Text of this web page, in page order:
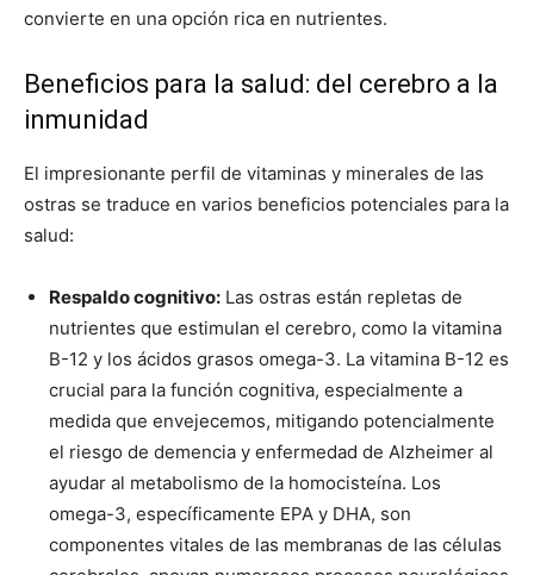
convierte en una opción rica en nutrientes.
Beneficios para la salud: del cerebro a la
inmunidad
El impresionante perfil de vitaminas y minerales de las
ostras se traduce en varios beneficios potenciales para la
salud:
Respaldo cognitivo: Las ostras están repletas de
nutrientes que estimulan el cerebro, como la vitamina
B-12 y los ácidos grasos omega-3. La vitamina B-12 es
crucial para la función cognitiva, especialmente a
medida que envejecemos, mitigando potencialmente
el riesgo de demencia y enfermedad de Alzheimer al
ayudar al metabolismo de la homocisteína. Los
omega-3, específicamente EPA y DHA, son
componentes vitales de las membranas de las células